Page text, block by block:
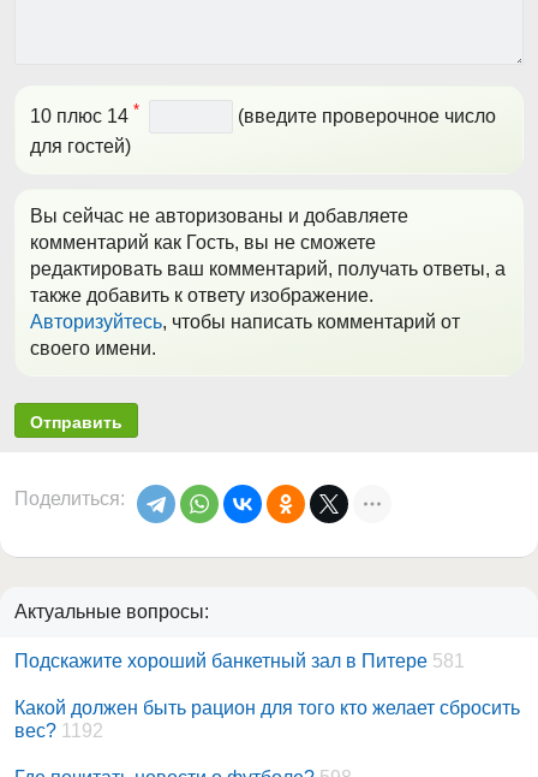
10 плюс 14 *
(введите проверочное число
для гостей)
Вы сейчас не авторизованы и добавляете
комментарий как Гость, вы не сможете
редактировать ваш комментарий, получать ответы, а
также добавить к ответу изображение.
Авторизуйтесь, чтобы написать комментарий от
своего имени.
Отправить
Поделиться:
Актуальные вопросы:
Подскажите хороший банкетный зал в Питере 581
Какой должен быть рацион для того кто желает сбросить
вес? 1192